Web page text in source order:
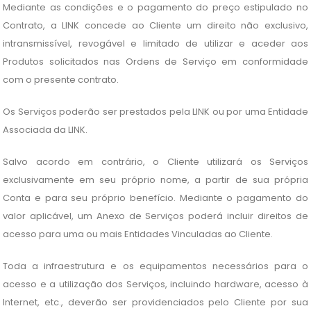
Mediante as condições e o pagamento do preço estipulado no
Contrato, a LINK concede ao Cliente um direito não exclusivo,
intransmissível, revogável e limitado de utilizar e aceder aos
Produtos solicitados nas Ordens de Serviço em conformidade
com o presente contrato.
Os Serviços poderão ser prestados pela LINK ou por uma Entidade
Associada da LINK.
Salvo acordo em contrário, o Cliente utilizará os Serviços
exclusivamente em seu próprio nome, a partir de sua própria
Conta e para seu próprio benefício. Mediante o pagamento do
valor aplicável, um Anexo de Serviços poderá incluir direitos de
acesso para uma ou mais Entidades Vinculadas ao Cliente.
Toda a infraestrutura e os equipamentos necessários para o
acesso e a utilização dos Serviços, incluindo hardware, acesso à
Internet, etc., deverão ser providenciados pelo Cliente por sua